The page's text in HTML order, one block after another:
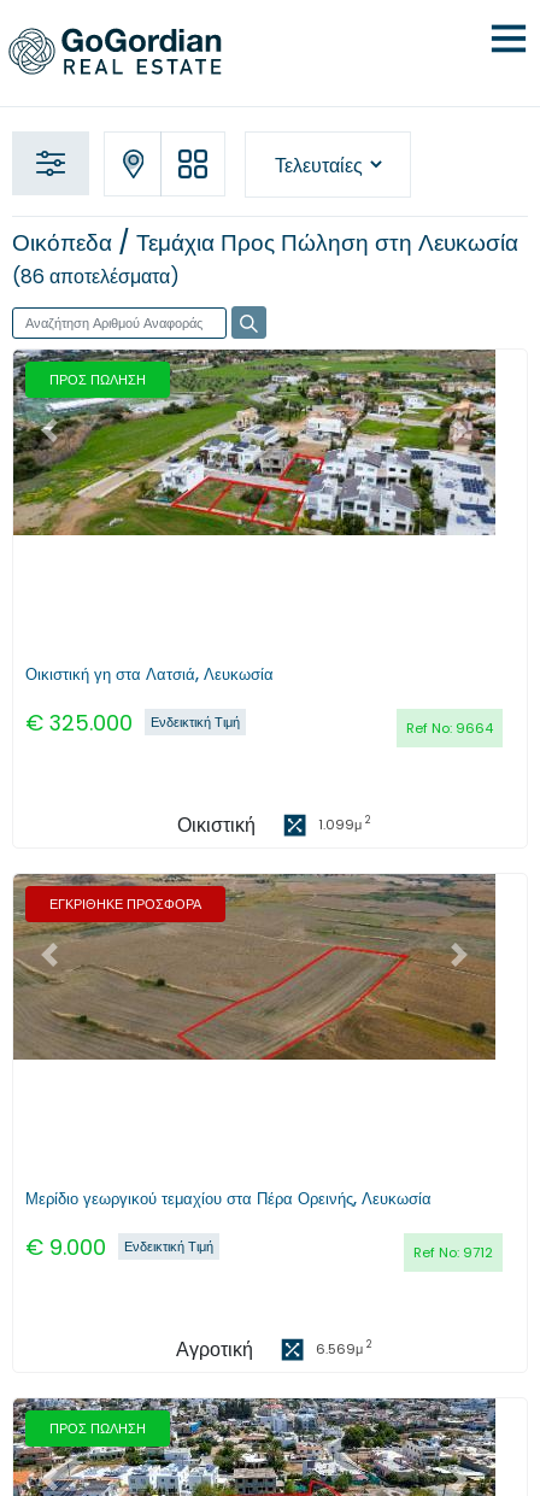
Οικόπεδα / Τεμάχια Προς Πώληση στη Λευκωσία
86 αποτελέσματα
ΠΡΟΣ ΠΩΛΗΣΗ
Προηγούμενο Επόμενο
Οικιστική γη στα Λατσιά, Λευκωσία
€ 325.000 Ref No: 9664
Ενδεικτική Τιμή
Οικιστική 1.099μ 2
ΕΓΚΡΙΘΗΚΕ ΠΡΟΣΦΟΡΑ
Προηγούμενο Επόμενο
Μερίδιο γεωργικού τεμαχίου στα Πέρα Ορεινής, Λευκωσία
€ 9.000 Ref No: 9712
Ενδεικτική Τιμή
Αγροτική 6.569μ 2
ΠΡΟΣ ΠΩΛΗΣΗ
Προηγούμενο Επόμενο